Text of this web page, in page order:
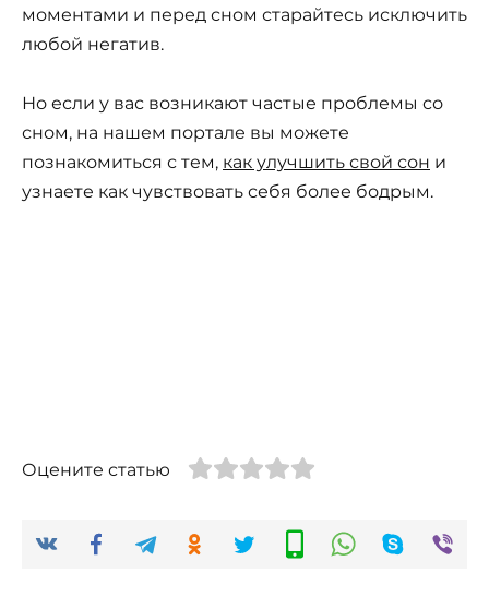
моментами и перед сном старайтесь исключить
любой негатив.
Но если у вас возникают частые проблемы со
сном, на нашем портале вы можете
познакомиться с тем, как улучшить свой сон и
узнаете как чувствовать себя более бодрым.
Оцените статью